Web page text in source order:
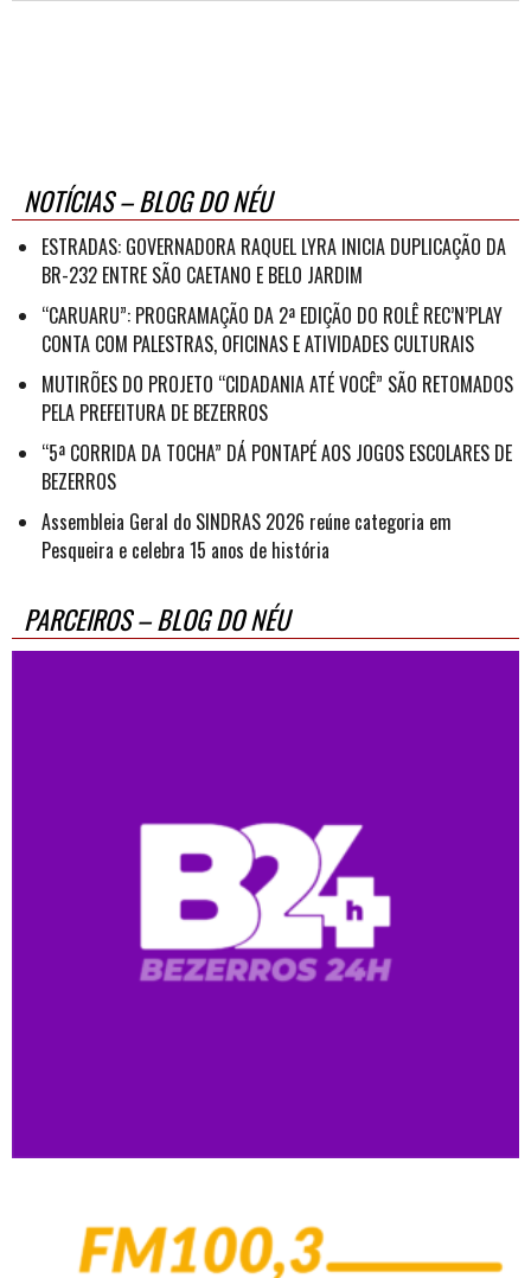
NOTÍCIAS – BLOG DO NÉU
ESTRADAS: GOVERNADORA RAQUEL LYRA INICIA DUPLICAÇÃO DA
BR-232 ENTRE SÃO CAETANO E BELO JARDIM
“CARUARU”: PROGRAMAÇÃO DA 2ª EDIÇÃO DO ROLÊ REC’N’PLAY
CONTA COM PALESTRAS, OFICINAS E ATIVIDADES CULTURAIS
MUTIRÕES DO PROJETO “CIDADANIA ATÉ VOCÊ” SÃO RETOMADOS
PELA PREFEITURA DE BEZERROS
“5ª CORRIDA DA TOCHA” DÁ PONTAPÉ AOS JOGOS ESCOLARES DE
BEZERROS
Assembleia Geral do SINDRAS 2026 reúne categoria em
Pesqueira e celebra 15 anos de história
PARCEIROS – BLOG DO NÉU